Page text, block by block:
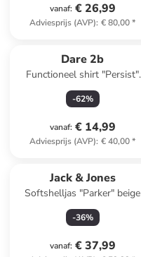
vanaf: € 26,99
Adviesprijs (AVP): € 80,00*
Dare 2b
Functioneel shirt "Persist"
oranje
-62%
vanaf: € 14,99
Adviesprijs (AVP): € 40,00*
Jack & Jones
Softshelljas "Parker" beige
-36%
vanaf: € 37,99